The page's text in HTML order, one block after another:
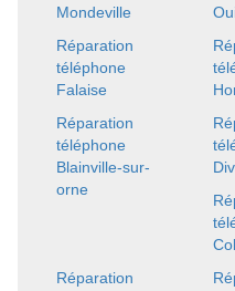
Mondeville
Réparation
téléphone
Falaise
Réparation
téléphone
Blainville-sur-
orne
Réparation